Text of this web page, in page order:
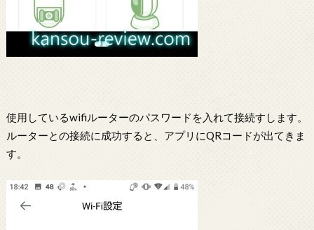
使用しているwifiルーターのパスワードを入れて接続すします。
ルーターとの接続に成功すると、アプリにQRコードが出てきま
す。